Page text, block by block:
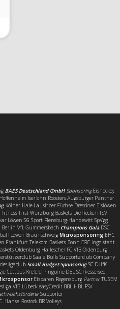
BAES Deutschland GmbH SponsoringEishockey
Iserlohn Roosters Augsburger Panther
Kölner Haie Lausitzer Füchse Dresdner Eislöwen
Fitness First Würzburg Baskets Die Recken TSV
Löwen SG Sport Flensburg-Handewitt SpVgg
VfL Gummersbach Champions GalaDSC
Löwen Braunschweig Microsponsoring EHC
Frankfurt Telekom Baskets Bonn ERC Ingolstadt
Oldenburg Hallescher FC VfB Oldenburg
Saale Bulls Supporterclub Company
Small Budget-SponsoringSC DHfK
Cottbus Krefeld Pinguine DEL SC Riessersee
Eisbären Regensburg PartnerTUSEM
VfB Lübeck easyCredit BBL HBL FSV
Supporter
Hansa Rostock BR Volleys